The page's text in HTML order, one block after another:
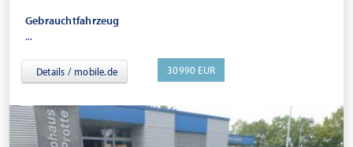
Gebrauchtfahrzeug
...
Details / mobile.de 30990 EUR